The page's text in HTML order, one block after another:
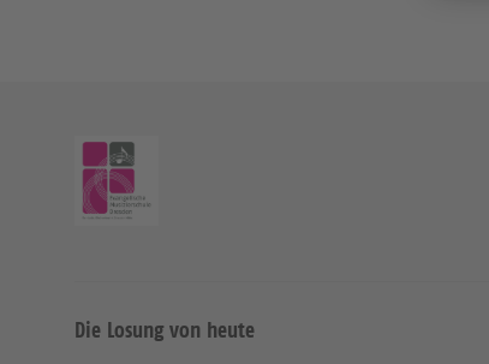
Die Losung von heute